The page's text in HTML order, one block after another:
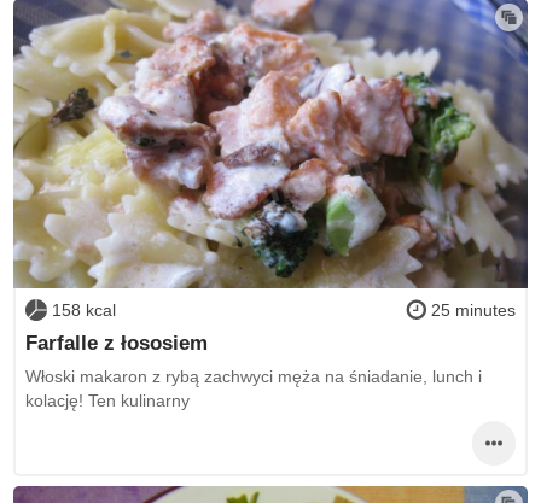
158 kcal 25 minutes
Farfalle z łososiem
Włoski makaron z rybą zachwyci męża na śniadanie, lunch i
kolację! Ten kulinarny